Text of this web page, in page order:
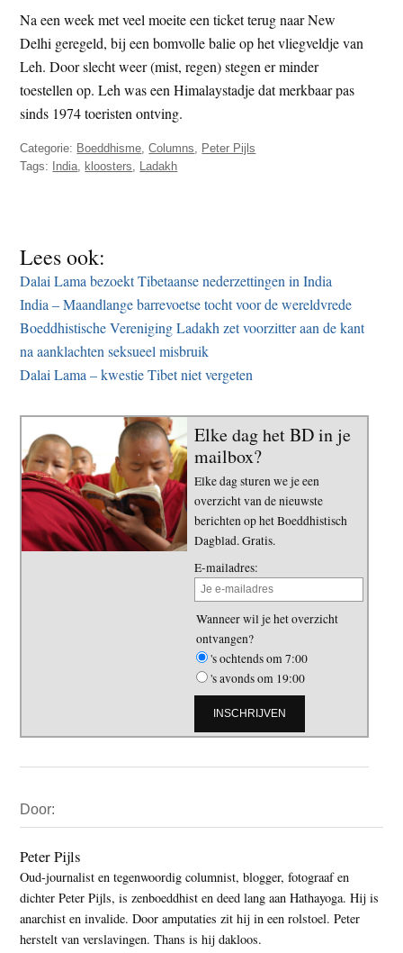
Na een week met veel moeite een ticket terug naar New
Delhi geregeld, bij een bomvolle balie op het vliegveldje van
Leh. Door slecht weer (mist, regen) stegen er minder
toestellen op. Leh was een Himalaystadje dat merkbaar pas
sinds 1974 toeristen ontving.
Categorie: Boeddhisme ,Columns
Peter Pijls
Tags: India kloosters Ladakh
Lees ook:
Dalai Lama bezoekt Tibetaanse nederzettingen in India
India – Maandlange barrevoetse tocht voor de wereldvrede
Boeddhistische Vereniging Ladakh zet voorzitter aan de kant
na aanklachten seksueel misbruik
Dalai Lama – kwestie Tibet niet vergeten
Elke dag het BD in je
mailbox?
Elke dag sturen we je een
overzicht van de nieuwste
berichten op het Boeddhistisch
Dagblad. Gratis.
E-mailadres:
Wanneer wil je het overzicht
ontvangen?
's ochtends om 7:00
's avonds om 19:00
Sidebar
Door:
Peter Pijls
Oud-journalist en tegenwoordig columnist, blogger, fotograaf en
dichter Peter Pijls, is zenboeddhist en deed lang aan Hathayoga. Hij is
anarchist en invalide. Door amputaties zit hij in een rolstoel. Peter
herstelt van verslavingen. Thans is hij dakloos.